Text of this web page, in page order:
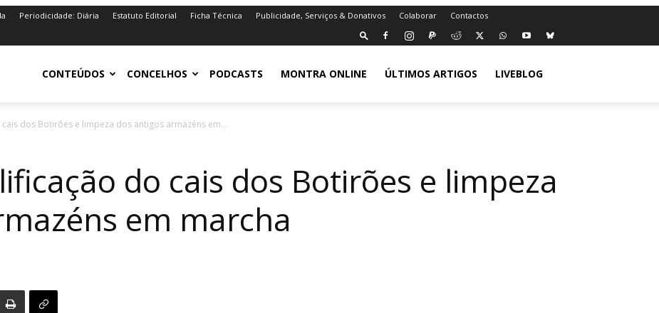
Periodicidade: Diária Estatuto Editorial Ficha Técnica Publicidade, Serviços & Donativos Colaborar Contactos
CONTEÚDOS CONCELHOS PODCASTS MONTRA ONLINE ÚLTIMOS ARTIGOS LIVEBLOG
dos Botirões e limpeza dos antigos armazéns em...
do cais dos Botirões e limpeza
em marcha